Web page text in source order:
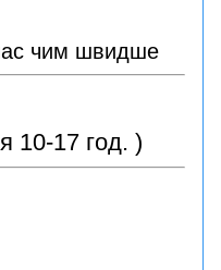
чим швидше
10-17 год. )